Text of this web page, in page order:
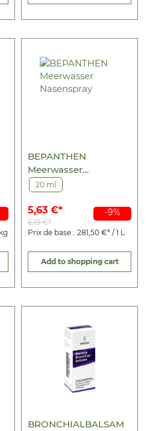
-9%
BEPANTHEN
Meerwasser
Nasenspray
20 ml
5,63 €*
6,19 €*
Prix de base : 281,50 €* / 1 L
Add to shopping cart
BRONCHIALBALSAM